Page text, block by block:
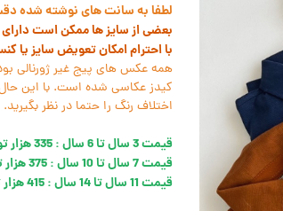
لطفا به سانت های نوشته شده
بعضی از سایز ها ممکن است دارای
با احترام امکان تعویض سایز یا
همه عکس های پیج غیر ژورنالی
کیدز عکاسی شده است. با این
اختلاف رنگ را حتما در نظر بگیرید.
قیمت 3 سال تا 6 سال : 335 هزار تومان
قیمت 7 سال تا 10 سال : 375 هزار تومان
قیمت 11 سال تا 14 سال : 415 هزار تومان